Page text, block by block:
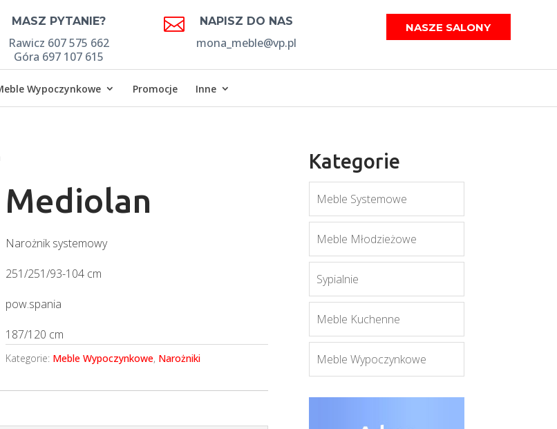
MASZ PYTANIE?
Rawicz 607 575 662
Góra 697 107 615
 NAPISZ DO NAS
mona_meble@vp.pl
NASZE SALONY
Wypoczynkowe Promocje Inne
Mediolan
Narożnik systemowy
251/251/93-104 cm
pow.spania
187/120 cm
Kategorie: Meble Wypoczynkowe, Narożniki
Kategorie
Meble Systemowe
Meble Młodzieżowe
Sypialnie
Meble Kuchenne
Meble Wypoczynkowe